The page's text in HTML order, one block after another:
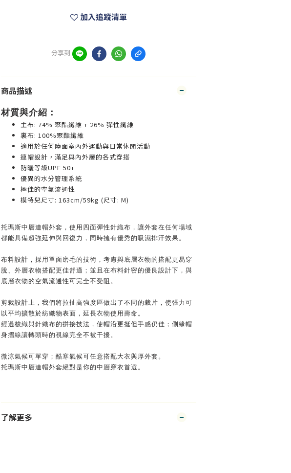
加入追蹤清單
分享到
商品描述
材質與介紹：
主布: 74% 聚酯纖維 + 26% 彈性纖維
裏布: 100%聚酯纖維
適用於任何陸面室內外運動與日常休閒活動
連帽設計，滿足與內外層的各式穿搭
防曬等級UPF 50+
優異的水分管理系統
極佳的空氣流通性
模特兒尺寸: 163cm/59kg (尺寸: M)
托瑪斯中層連帽外套，使用四面彈性針織布，讓外套在任何場域
都能具備超強延伸與回復力，同時擁有優秀的吸濕排汗效果。
布料設計，採用單面磨毛的技術，考慮與底層衣物的搭配更易穿
脫、外層衣物搭配更佳舒適；並且 在布料針密的優良設計下，與
底層衣物的空氣流通性可完全不受阻 。
剪裁設計上，我們將拉扯高強度區做出了不同的裁片，使張力可
以平均擴散於紡織物表面，延長衣物使用壽命。
經過梭織與針織布的拼接技法，使帽沿更挺但手感仍佳；側緣帽
身摺線讓轉頭時的視線完全不被干擾。
微涼氣候可單穿；酷寒氣候可任意搭配大衣與厚外套。
托瑪斯中層連帽外套絕對是你的中層穿衣首選。
了解更多